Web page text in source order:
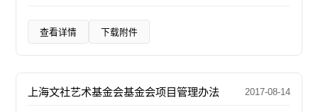
查看详情 下载附件
上海文社艺术基金会基金会项目管理办法 2017-08-14